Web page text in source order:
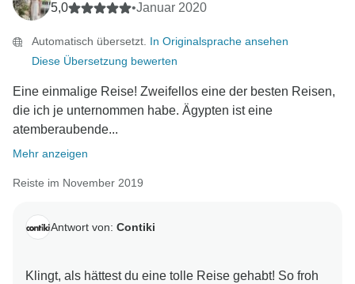
5,0
•Januar 2020
Automatisch übersetzt. In Originalsprache ansehen
Diese Übersetzung bewerten
Eine einmalige Reise! Zweifellos eine der besten Reisen,
die ich je unternommen habe. Ägypten ist eine
atemberaubende...
Mehr anzeigen
Reiste im November 2019
Antwort von: Contiki
Klingt, als hättest du eine tolle Reise gehabt! So froh